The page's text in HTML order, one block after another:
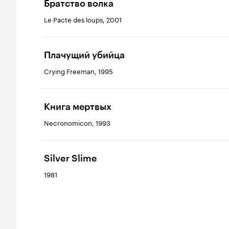
Братство волка
Le Pacte des loups, 2001
Плачущий убийца
Crying Freeman, 1995
Книга мертвых
Necronomicon, 1993
Silver Slime
1981